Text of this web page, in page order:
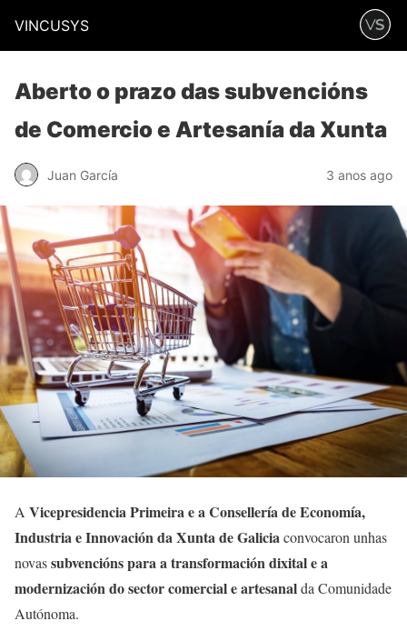
VINCUSYS
Aberto o prazo das subvencións
de Comercio e Artesanía da Xunta
Juan García 3 anos ago
A Vicepresidencia Primeira e a Consellería de Economía,
Industria e Innovación da Xunta de Galiciaconvocaron unhas
novassubvencións para a transformación dixital e a
modernización do sector comercial e artesanalda Comunidade
Autónoma.